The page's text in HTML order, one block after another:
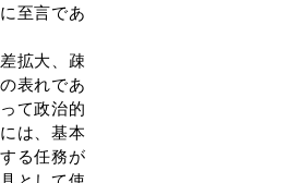
至言であ
拡大、疎
表れであ
て政治的
は、基本
る任務が